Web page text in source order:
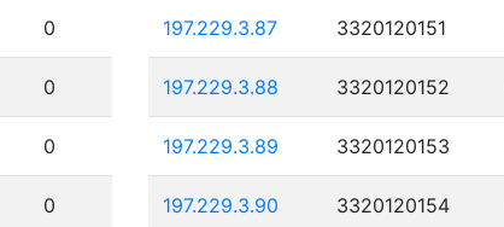
0
0
0
0
197.229.3.87 3320120151
197.229.3.88 3320120152
197.229.3.89 3320120153
197.229.3.90 3320120154